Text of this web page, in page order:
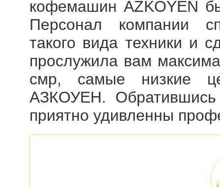
кофемашин AZKOYEN
Персонал компании
такого вида техники и
прослужила вам
смр, самые низкие
АЗКОУЕН.
приятно удивленны